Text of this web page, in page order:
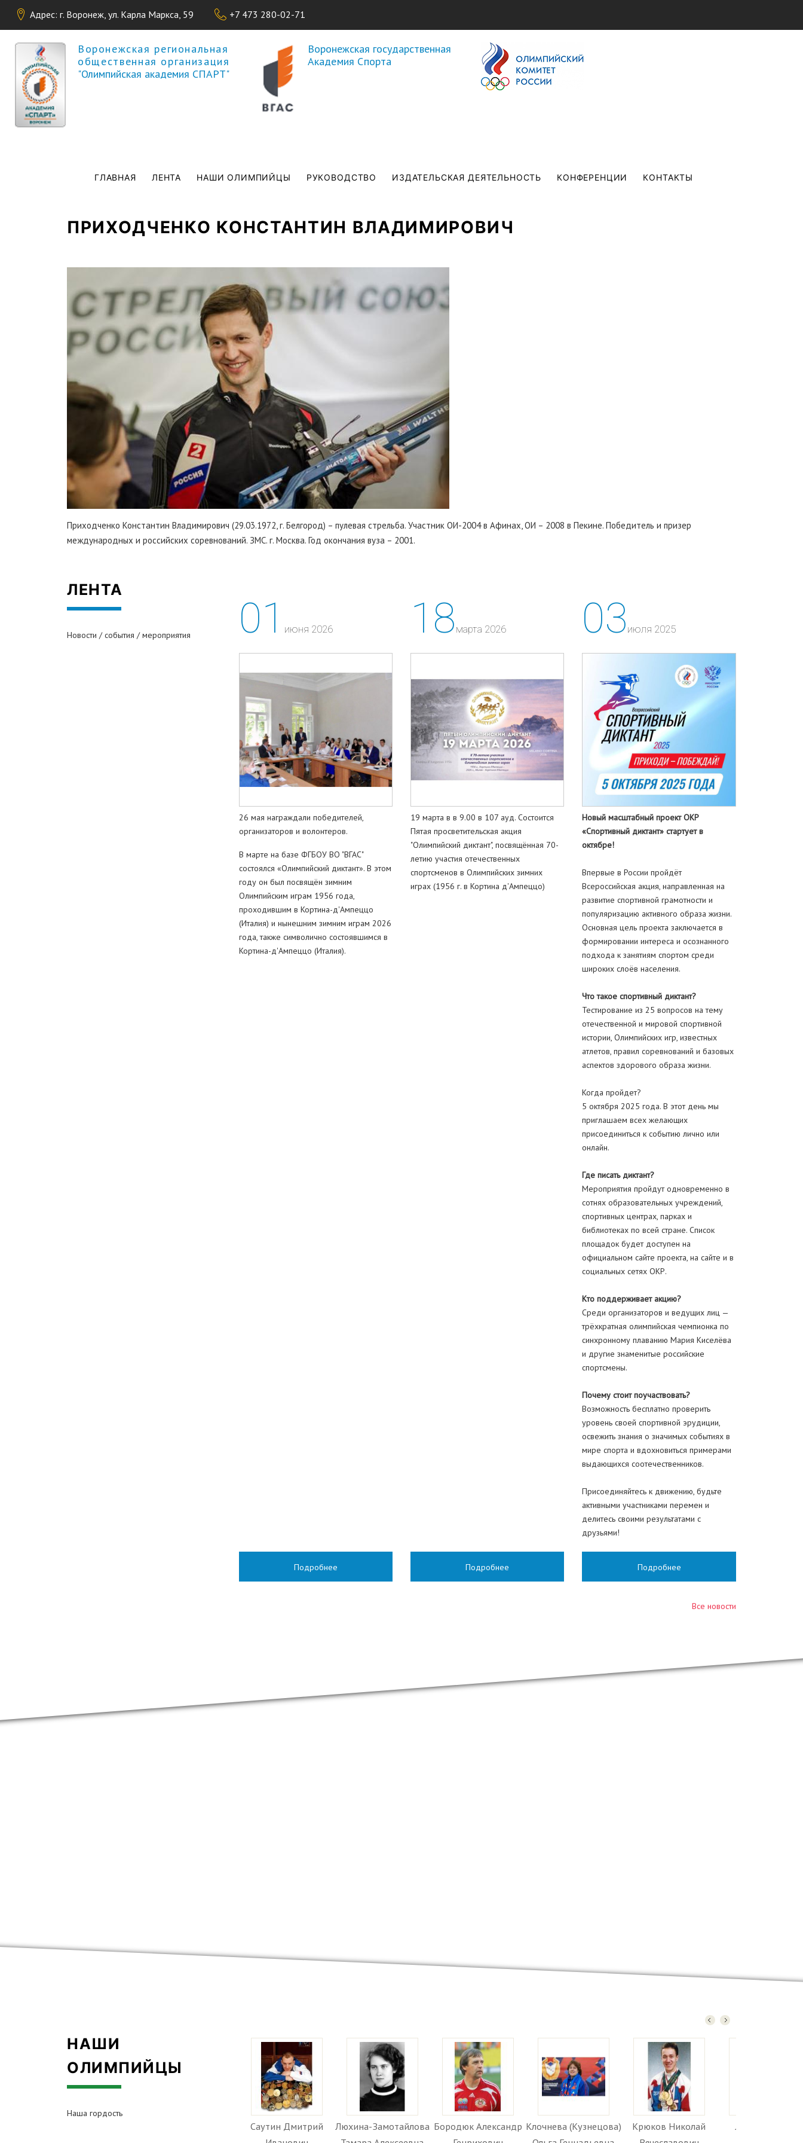
содержанию
Адрес: г. Воронеж, ул. Карла Маркса, 59 +7 473 280-02-71
Воронежская региональная
общественная организация
"Олимпийская академия СПАРТ"
Воронежская государственная
Академия Спорта
ГЛАВНАЯ ЛЕНТА НАШИ ОЛИМПИЙЦЫ РУКОВОДСТВО ИЗДАТЕЛЬСКАЯ ДЕЯТЕЛЬНОСТЬ КОНФЕРЕНЦИИ КОНТАКТЫ
ПРИХОДЧЕНКО КОНСТАНТИН ВЛАДИМИРОВИЧ
Приходченко Константин Владимирович (29.03.1972, г. Белгород) – пулевая стрельба. Участник ОИ-2004 в Афинах, ОИ – 2008 в Пекине. Победитель и призер
международных и российских соревнований. ЗМС. г. Москва. Год окончания вуза – 2001.
ЛЕНТА
Новости / события / мероприятия 01 июня 2026
26 мая награждали победителей,
организаторов и волонтеров.
В марте на базе ФГБОУ ВО "ВГАС"
состоялся «Олимпийский диктант». В этом
году он был посвящён зимним
Олимпийским играм 1956 года,
проходившим в Кортина-д'Ампеццо
(Италия) и нынешним зимним играм 2026
года, также символично состоявшимся в
Кортина-д'Ампеццо (Италия).
Подробнее
18 марта 2026
19 марта в в 9.00 в 107 ауд. Состоится
Пятая просветительская акция
"Олимпийский диктант", посвящённая 70-
летию участия отечественных
спортсменов в Олимпийских зимних
играх (1956 г. в Кортина д'Ампеццо)
Подробнее
03 июля 2025
Новый масштабный проект ОКР
«Спортивный диктант» стартует в
октябре!
Впервые в России пройдёт
Всероссийская акция, направленная на
развитие спортивной грамотности и
популяризацию активного образа жизни.
Основная цель проекта заключается в
формировании интереса и осознанного
подхода к занятиям спортом среди
широких слоёв населения.
Что такое спортивный диктант?
Тестирование из 25 вопросов на тему
отечественной и мировой спортивной
истории, Олимпийских игр, известных
атлетов, правил соревнований и базовых
аспектов здорового образа жизни.
Когда пройдет?
5 октября 2025 года. В этот день мы
приглашаем всех желающих
присоединиться к событию лично или
онлайн.
Где писать диктант?
Мероприятия пройдут одновременно в
сотнях образовательных учреждений,
спортивных центрах, парках и
библиотеках по всей стране. Список
площадок будет доступен на
официальном сайте проекта, на сайте и в
социальных сетях ОКР.
Кто поддерживает акцию?
Среди организаторов и ведущих лиц —
трёхкратная олимпийская чемпионка по
синхронному плаванию Мария Киселёва
и другие знаменитые российские
спортсмены.
Почему стоит поучаствовать?
Возможность бесплатно проверить
уровень своей спортивной эрудиции,
освежить знания о значимых событиях в
мире спорта и вдохновиться примерами
выдающихся соотечественников.
Присоединяйтесь к движению, будьте
активными участниками перемен и
делитесь своими результатами с
друзьями!
Подробнее
Все новости
НАШИ
ОЛИМПИЙЦЫ
Наша гордость
Саутин Дмитрий
Люхина-Замотайлова Бородюк Александр Клочнева (Кузнецова)
Крюков Николай
Лосев Виктор